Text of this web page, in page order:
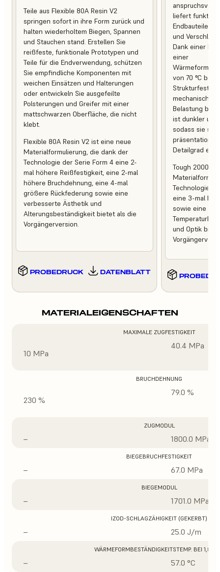
Teile aus Flexible 80A Resin V2
springen sofort in ihre Form zurück und
halten wiederholtem Biegen, Spannen
und Stauchen stand. Erstellen Sie
reißfeste, funktionale Prototypen und
Teile für die Endverwendung, schützen
Sie empfindliche Komponenten mit
weichen Einsätzen und Halterungen
oder entwickeln Sie ausgefeilte
Polsterungen und Greifer mit einer
mattschwarzen Oberfläche, die nicht
klebt.
Flexible 80A Resin V2 ist eine neue
Materialformulierung, die dank der
Technologie der Serie Form 4 eine 2-
mal höhere Reißfestigkeit, eine 2-mal
höhere Bruchdehnung, eine 4-mal
größere Rückfederung sowie eine
verbesserte Ästhetik und
Alterungsbeständigkeit bietet als die
Vorgängerversion.
PROBEDRUCK DATENBLATT
liefert
Endbauteile,
und
Dank einer
einer
von 70 °C
mechanischer
Belastung bei.
ist dunkler
sodass sie
Detailgrad
Tough 2000
Technologie
eine 3-mal
sowie eine
und Optik
MATERIALEIGENSCHAFTEN
MAXIMALE ZUGFESTIGKEIT
10 MPa
40.4 MPa
BRUCHDEHNUNG
230 %
79.0 %
ZUGMODUL
– 1800.0 MPa
BIEGEBRUCHFESTIGKEIT
– 67.0 MPa
BIEGEMODUL
– 1701.0 MPa
IZOD-SCHLAGZÄHIGKEIT (GEKERBT)
– 25.0 J/m
WÄRMEFORMBESTÄNDIGKEITSTEMP. BEI 1,8
– 57.0 °C